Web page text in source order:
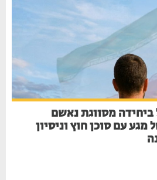
ביחידה מסווגת נאשם
עם סוכן חוץ וניסיון